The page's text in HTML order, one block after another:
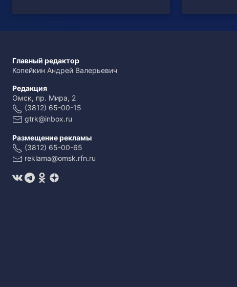
Главный редактор
Копейкин Андрей Валерьевич
Редакция
Омск, пр. Мира, 2
(3812) 65-00-15
gtrk@inbox.ru
Размещение рекламы
(3812) 65-00-65
reklama@omsk.rfn.ru